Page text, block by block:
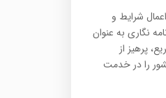
شرایط و
نگاری به عنوان
پرهیز از
را در خدمت